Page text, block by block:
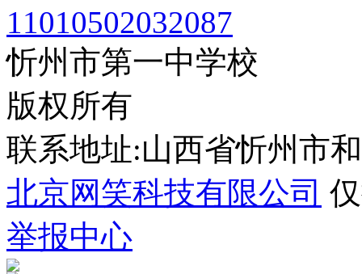
11010502032087
忻州市第一中学校
版权所有
联系地址:山西省忻州市
北京网笑科技有限公司
举报中心